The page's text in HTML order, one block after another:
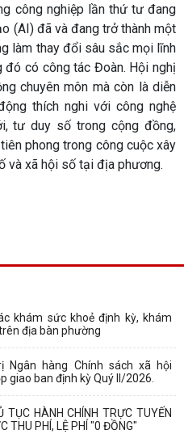
công nghiệp lần thứ tư đang
(AI) đã và đang trở thành một
làm thay đổi sâu sắc mọi lĩnh
có công tác Đoàn. Hội nghị
chuyên môn mà còn là diễn
thích nghi với công nghệ
tư duy số trong cộng đồng,
phong trong công cuộc xây
và xã hội số tại địa phương.
khám sức khoẻ định kỳ, khám
địa bàn phường
Ngân hàng Chính sách xã hội
giao ban định kỳ Quý II/2026.
HÀNH CHÍNH TRỰC TUYẾN
THU PHÍ, LỆ PHÍ "0 ĐỒNG"